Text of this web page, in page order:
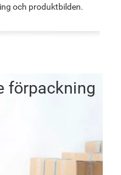
och produktbilden.
förpackning